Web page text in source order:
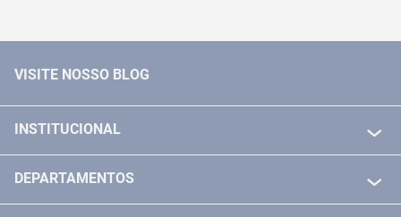
VISITE NOSSO BLOG
INSTITUCIONAL
DEPARTAMENTOS